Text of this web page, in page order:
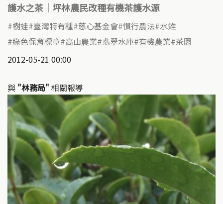
護水之茶｜坪林農民改種有機茶護水源
樹蛙 臺灣特有種 慈心基金會 慣行農法 水雉
綠色保育標章 高山農業 翡翠水庫 有機農業 茶園
2012-05-21 00:00
與 "林務局" 相關報導